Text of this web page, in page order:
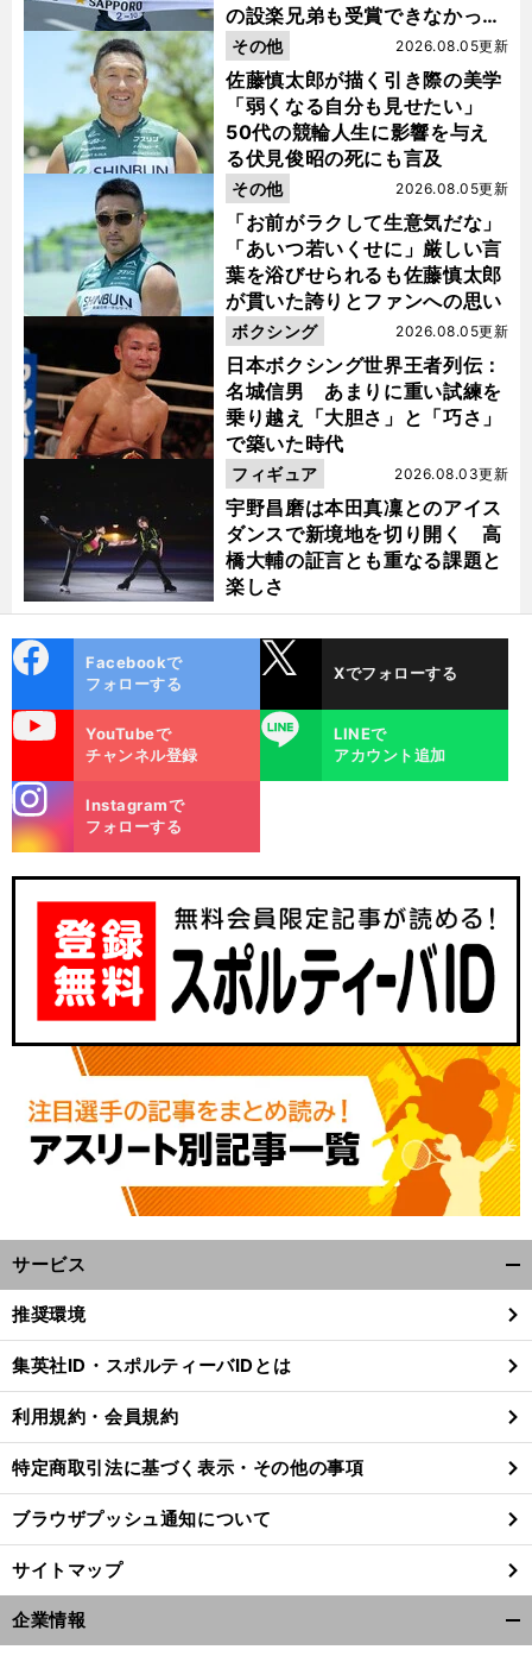
の設楽兄弟も受賞できなかった
金栗杯に輝く
佐藤慎太郎が描く引き際の美学
「弱くなる自分も見せたい」
50代の競輪人生に影響を与え
る伏見俊昭の死にも言及
2026.08.05更新
その他
「お前がラクして生意気だな」
「あいつ若いくせに」厳しい言
葉を浴びせられるも佐藤慎太郎
が貫いた誇りとファンへの思い
2026.08.05更新
その他
日本ボクシング世界王者列伝：
名城信男 あまりに重い試練を
乗り越え「大胆さ」と「巧さ」
で築いた時代
2026.08.05更新
ボクシング
宇野昌磨は本田真凜とのアイス
ダンスで新境地を切り開く 高
橋大輔の証言とも重なる課題と
楽しさ
2026.08.03更新
フィギュア
ok
Facebookで
フォローする
Xでフォローする
YouTubeで
チャンネル登録
LINE
LINEで
アカウント追加
m
Instagramで
フォローする
サービス
閉
る
推奨環境
集英社ID・スポルティーバIDとは
利用規約・会員規約
特定商取引法に基づく表示・その他の事項
ブラウザプッシュ通知について
サイトマップ
企業情報